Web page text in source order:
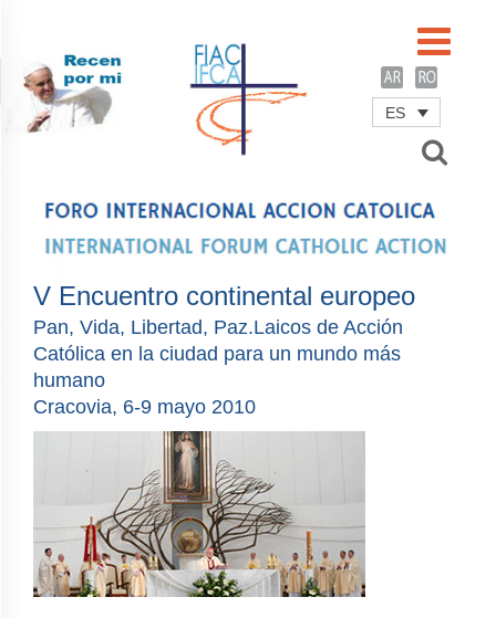
ES
V Encuentro continental europeo
Pan, Vida, Libertad, Paz.Laicos de Acción
Católica en la ciudad para un mundo más
humano
Cracovia, 6-9 mayo 2010
Password